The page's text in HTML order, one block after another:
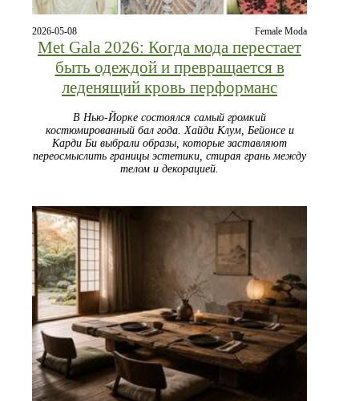
2026-05-08 Female Moda
Met Gala 2026: Когда мода перестает
быть одеждой и превращается в
леденящий кровь перформанс
В Нью-Йорке состоялся самый громкий
костюмированный бал года. Хайди Клум, Бейонсе и
Карди Би выбрали образы, которые заставляют
переосмыслить границы эстетики, стирая грань между
телом и декорацией.